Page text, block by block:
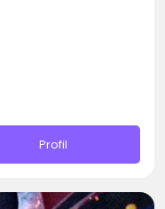
Profil